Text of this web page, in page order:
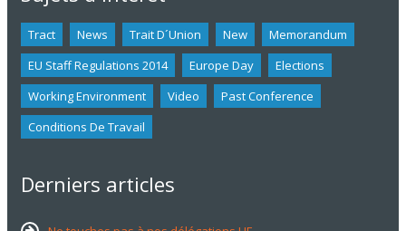
Tract News Trait D´union New
Memorandum
EU Staff Regulations 2014
Europe Day
Elections
Working Environment
Video
Past Conference
Conditions De Travail
Derniers articles